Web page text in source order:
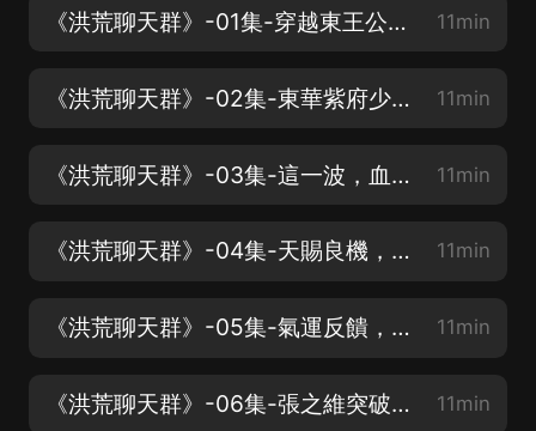
《洪荒聊天群》-01集-穿越東王公，開局就坑鴻鈞【新品上架求訂閱】 11min
《洪荒聊天群》-02集-東華紫府少陽帝君，入群【求收聽、點讚、轉發】 11min
《洪荒聊天群》-03集-這一波，血賺【跟著主播玩轉萬界吧】 11min
《洪荒聊天群》-04集-天賜良機，帶西王母搶寶【道友還不速速訂閱】 11min
《洪荒聊天群》-05集-氣運反饋，鴻鈞震撼【造化玉碟推演不到的天機】 11min
《洪荒聊天群》-06集-張之維突破，嬴政提升【東華帝君居然是真的】 11min